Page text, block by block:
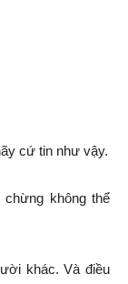
cứ tin như vậy.
chừng không thể
khác. Và điều